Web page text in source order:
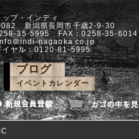
プ・インディ
新潟県長岡市千歳2-9-30
35-5995 FAX：0258-35-6014
＠indi-nagaoka.co.jp
イヤル：0120-81-5995
ブログ
イベントカレンダー